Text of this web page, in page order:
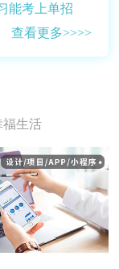
能考上单招
查看更多>>>>
福生活